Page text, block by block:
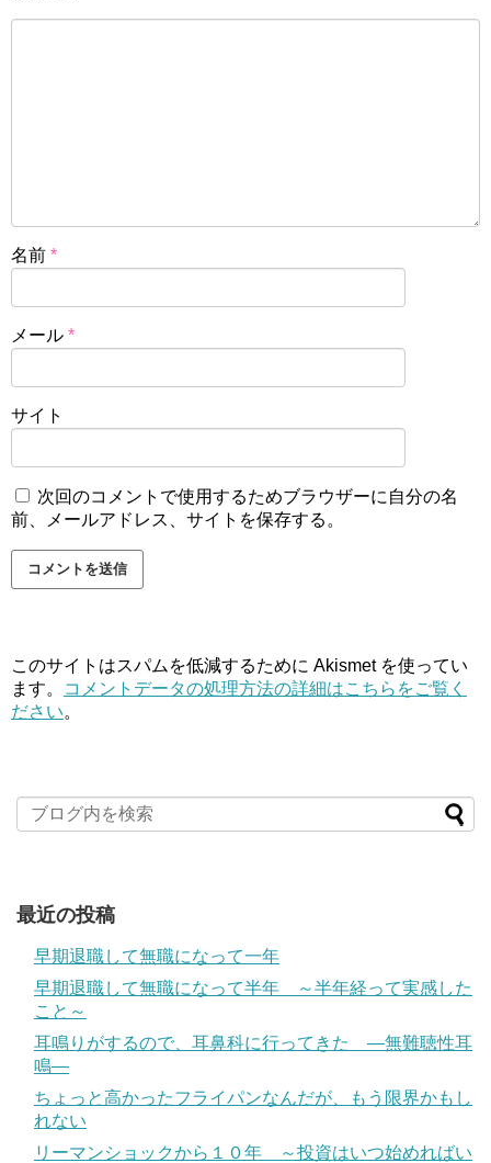
名前 *
メール *
サイト
次回のコメントで使用するためブラウザーに自分の名
前、メールアドレス、サイトを保存する。
このサイトはスパムを低減するために Akismet を使ってい
ます。
コメントデータの処理方法の詳細はこちらをご覧く
ださい。
最近の投稿
早期退職して無職になって一年
早期退職して無職になって半年 ～半年経って実感した
こと～
耳鳴りがするので、耳鼻科に行ってきた ―無難聴性耳
鳴―
ちょっと高かったフライパンなんだが、もう限界かもし
れない
リーマンショックから１０年 ～投資はいつ始めればい